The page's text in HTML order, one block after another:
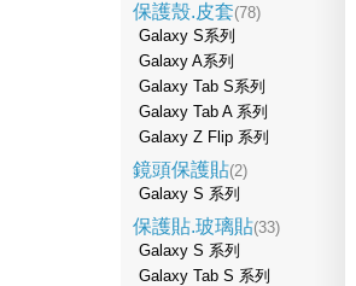
保護殼.皮套(78)
Galaxy S系列
Galaxy A系列
Galaxy Tab S系列
Galaxy Tab A 系列
Galaxy Z Flip 系列
鏡頭保護貼(2)
Galaxy S 系列
保護貼.玻璃貼(33)
Galaxy S 系列
Galaxy Tab S 系列